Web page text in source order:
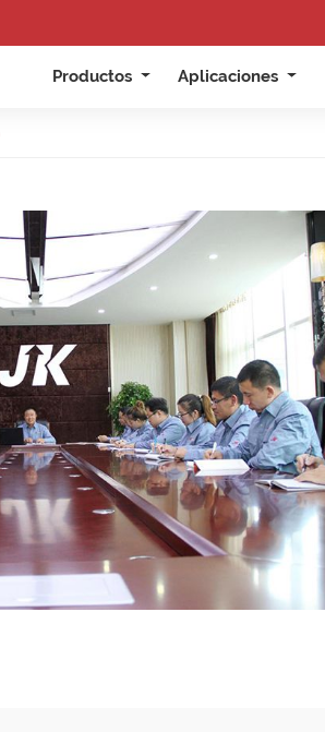
Productos Aplicaciones